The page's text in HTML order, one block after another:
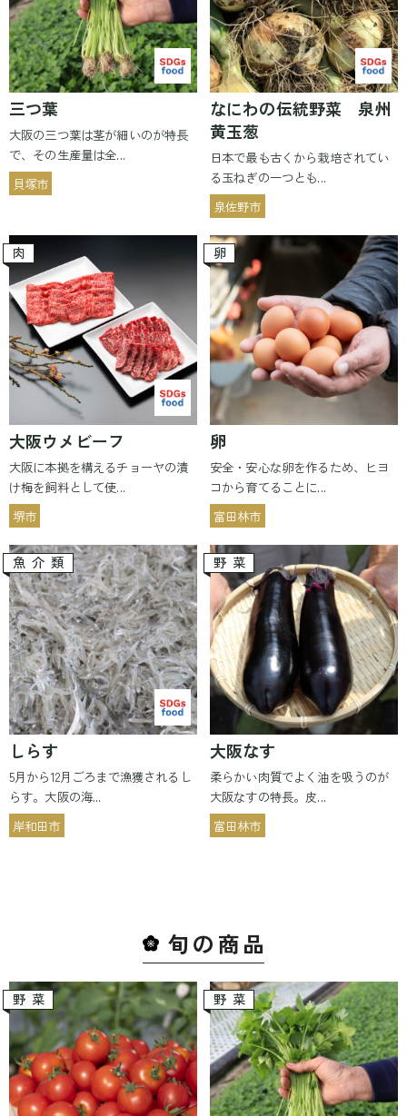
三つ葉
大阪の三つ葉は茎が細いのが特長
で、その生産量は全...
貝塚市
なにわの伝統野菜 泉州
黄玉葱
日本で最も古くから栽培されてい
る玉ねぎの一つとも...
泉佐野市
大阪ウメビーフ
大阪に本拠を構えるチョーヤの漬
け梅を飼料として使...
堺市
肉
卵
安全・安心な卵を作るため、ヒヨ
コから育てることに...
富田林市
卵
しらす
5月から12月ごろまで漁獲されるし
らす。大阪の海...
岸和田市
魚介類
大阪なす
柔らかい肉質でよく油を吸うのが
大阪なすの特長。皮...
富田林市
野菜
旬の商品
野菜 野菜